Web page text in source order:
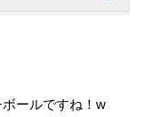
ールですね！w